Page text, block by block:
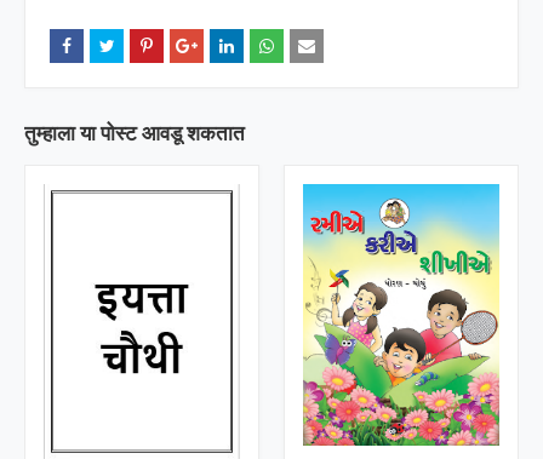
तुम्‍हाला या पोस्‍ट आवडू शकतात